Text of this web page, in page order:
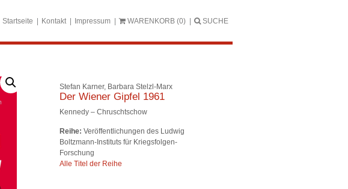
Startseite Kontakt Impressum WARENKORB (0) SUCHE
Stefan Karner, Barbara Stelzl-Marx
Der Wiener Gipfel 1961
Kennedy – Chruschtschow
Reihe: Veröffentlichungen des Ludwig
Boltzmann-Instituts für Kriegsfolgen-
Forschung
Alle Titel der Reihe